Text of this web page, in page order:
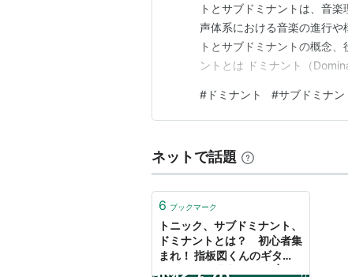
トとサブドミナントは、音
声体系における音楽の進行
トとサブドミナントの概念
ントとは ドミナント（
一般的にはメジャーコードの
ードの場合、G音（第5音）
# ドミナント #サブドミナン
ネットで話題
6 ブックマーク
トニック、サブドミナント、
ドミナントとは？ 初心者集
まれ！ 指板図くんのギタ